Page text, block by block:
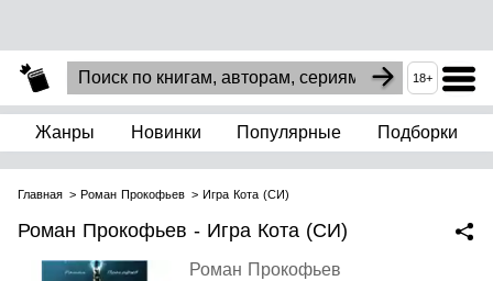
18+
Жанры Новинки Популярные Подборки
Главная Роман Прокофьев Игра Кота (СИ)
Роман Прокофьев - Игра Кота (СИ)
Роман Прокофьев